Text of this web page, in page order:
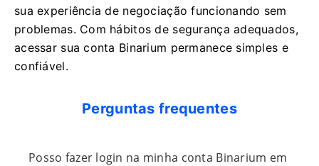
sua experiência de negociação funcionando sem
problemas. Com hábitos de segurança adequados,
acessar sua conta Binarium permanece simples e
confiável.
Perguntas frequentes
Posso fazer login na minha conta Binarium em